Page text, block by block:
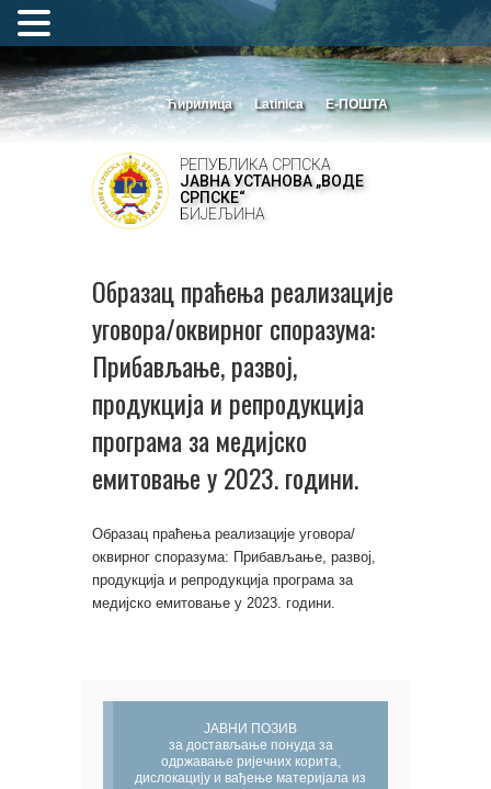
Ћирилица Latinica Е-ПОШТА
РЕПУБЛИКА СРПСКА
ЈАВНА УСТАНОВА „ВОДЕ
СРПСКЕ“
БИЈЕЉИНА
Образац праћења реализације
уговора/оквирног споразума:
Прибављање, развој,
продукција и репродукција
програма за медијско
емитовање у 2023. години.
Образац праћења реализације уговора/
оквирног споразума: Прибављање, развој,
продукција и репродукција програма за
медијско емитовање у 2023. години.
ЈАВНИ ПОЗИВ
за достављање понуда за
одржавање ријечних корита,
дислокацију и вађење материјала из